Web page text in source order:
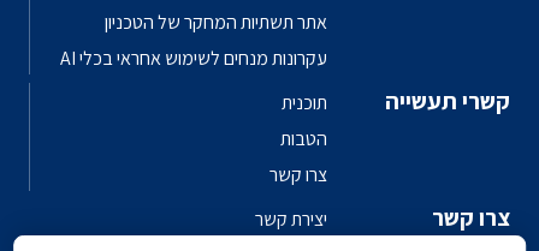
אתר תשתיות המחקר של הטכניון
עקרונות מנחים לשימוש אחראי בכלי AI
קשרי תעשייה
תוכנית
הטבות
צרו קשר
צרו קשר
יצירת קשר